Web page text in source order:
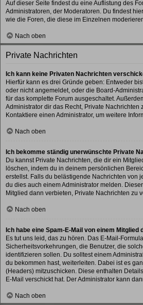
Auf dieser Seite findest du eine Auflistung des
Administratoren, der Moderatoren. Du findest
wie die Foren, die diese im Einzelnen
Nach oben
Private Nachrichten
Ich kann keine Privaten Nachrichten
Hierfür kann es drei Gründe geben: Entweder
oder nicht angemeldet, oder die Board-
für das komplette Forum ausgeschaltet.
Administrator dir das Recht, Private Nachrichten
Kontaktiere einen Administrator, um weitere
Nach oben
Ich bekomme ständig unerwünschte Private
Du kannst Private Nachrichten, die dir ein
löschen, indem du in deinem persönlichen
erstellst. Falls du belästigende Nachrichten von
du dies auch einem Administrator melden.
Mitglied dann verbieten, Private Nachrichten zu
Nach oben
Ich habe eine Spam-E-Mail von einem Mitglied
Es tut uns leid, das zu hören. Das E-Mail-
Sicherheitsvorkehrungen, die Benutzer, die
identifizieren sollen. Du solltest einem
du bekommen hast, weiterleiten. Dabei ist es
(Headers) mitzuschicken. Diese enthalten
E-Mail verschickt hat. Der Administrator kann
Nach oben